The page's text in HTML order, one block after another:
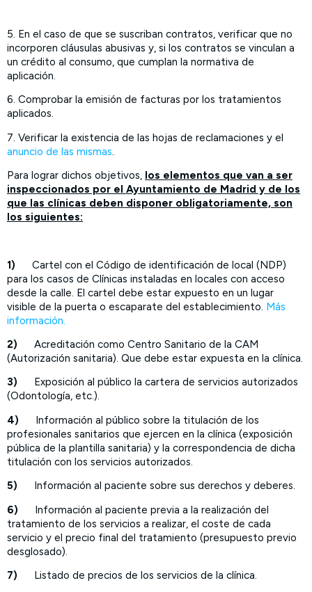
5. En el caso de que se suscriban contratos, verificar que no
incorporen cláusulas abusivas y, si los contratos se vinculan a
un crédito al consumo, que cumplan la normativa de
aplicación.
6. Comprobar la emisión de facturas por los tratamientos
aplicados.
7. Verificar la existencia de las hojas de reclamaciones y el
anuncio de las mismas
Para lograr dichos objetivos, los elementos que van a ser
inspeccionados por el Ayuntamiento de Madrid y de los
que las clínicas deben disponer obligatoriamente, son
los siguientes:
1)
Cartel con el Código de identificación de local (NDP)
para los casos de Clínicas instaladas en locales con acceso
desde la calle. El cartel debe estar expuesto en un lugar
visible de la puerta o escaparate del establecimiento. Más
información.
2)
Acreditación como Centro Sanitario de la CAM
(Autorización sanitaria). Que debe estar expuesta en la clínica.
3)
Exposición al público la cartera de servicios autorizados
(Odontología, etc.).
4)
Información al público sobre la titulación de los
profesionales sanitarios que ejercen en la clínica (exposición
pública de la plantilla sanitaria) y la correspondencia de dicha
titulación con los servicios autorizados.
5)
Información al paciente sobre sus derechos y deberes.
6)
Información al paciente previa a la realización del
tratamiento de los servicios a realizar, el coste de cada
servicio y el precio final del tratamiento (presupuesto previo
desglosado).
7)
Listado de precios de los servicios de la clínica.